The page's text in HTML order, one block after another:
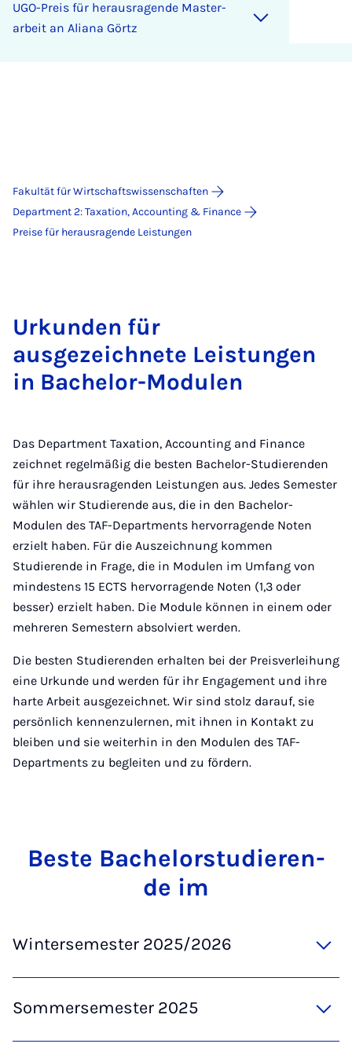
UGO-Preis für her­aus­ra­gen­de Mas­ter­
a­r­beit an Ali­a­na Görtz
Fakultät für Wirtschaftswissenschaften
Department 2: Taxation, Accounting & Finance
Preise für herausragende Leistungen
Urkunden für
ausgezeichnete Leistungen
in Bachelor-Modulen
Das Department Taxation, Accounting and Finance
zeichnet regelmäßig die besten Bachelor-Studierenden
für ihre herausragenden Leistungen aus. Jedes Semester
wählen wir Studierende aus, die in den Bachelor-
Modulen des TAF-Departments hervorragende Noten
erzielt haben. Für die Auszeichnung kommen
Studierende in Frage, die in Modulen im Umfang von
mindestens 15 ECTS hervorragende Noten (1,3 oder
besser) erzielt haben. Die Module können in einem oder
mehreren Semestern absolviert werden.
Die besten Studierenden erhalten bei der Preisverleihung
eine Urkunde und werden für ihr Engagement und ihre
harte Arbeit ausgezeichnet. Wir sind stolz darauf, sie
persönlich kennenzulernen, mit ihnen in Kontakt zu
bleiben und sie weiterhin in den Modulen des TAF-
Departments zu begleiten und zu fördern.
Bes­te Ba­che­lor­stu­die­ren­
de im
Wintersemester 2025/2026
Sommersemester 2025